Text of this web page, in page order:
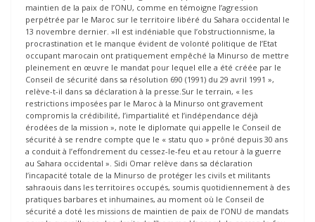
maintien de la paix de l’ONU, comme en témoigne l’agression
perpétrée par le Maroc sur le territoire libéré du Sahara occidental le
13 novembre dernier. »Il est indéniable que l’obstructionnisme, la
procrastination et le manque évident de volonté politique de l’Etat
occupant marocain ont pratiquement empêché la Minurso de mettre
pleinement en œuvre le mandat pour lequel elle a été créée par le
Conseil de sécurité dans sa résolution 690 (1991) du 29 avril 1991 »,
relève-t-il dans sa déclaration à la presse.Sur le terrain, « les
restrictions imposées par le Maroc à la Minurso ont gravement
compromis la crédibilité, l’impartialité et l’indépendance déjà
érodées de la mission », note le diplomate qui appelle le Conseil de
sécurité à se rendre compte que le « statu quo » prôné depuis 30 ans
a conduit à l’effondrement du cessez-le-feu et au retour à la guerre
au Sahara occidental ». Sidi Omar relève dans sa déclaration
l’incapacité totale de la Minurso de protéger les civils et militants
sahraouis dans les territoires occupés, soumis quotidiennement à des
pratiques barbares et inhumaines, au moment où le Conseil de
sécurité a doté les missions de maintien de paix de l’ONU de mandats